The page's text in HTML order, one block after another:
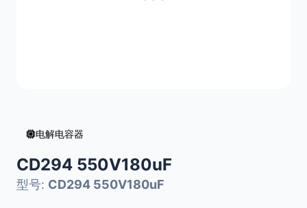
电解电容器
CD294 550V180uF
型号: CD294 550V180uF